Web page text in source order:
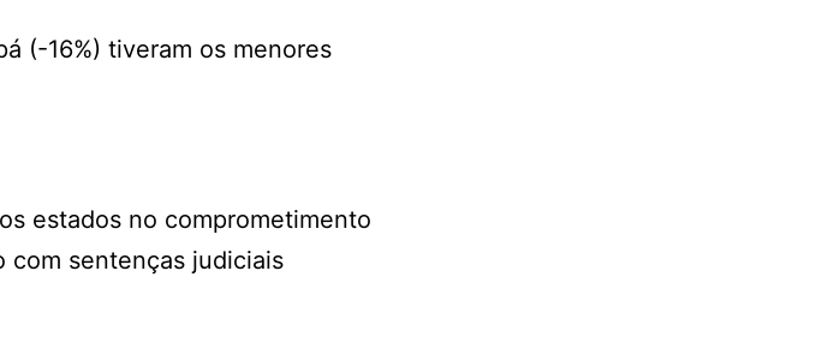
(-16%) tiveram os menores
estados no comprometimento
com sentenças judiciais